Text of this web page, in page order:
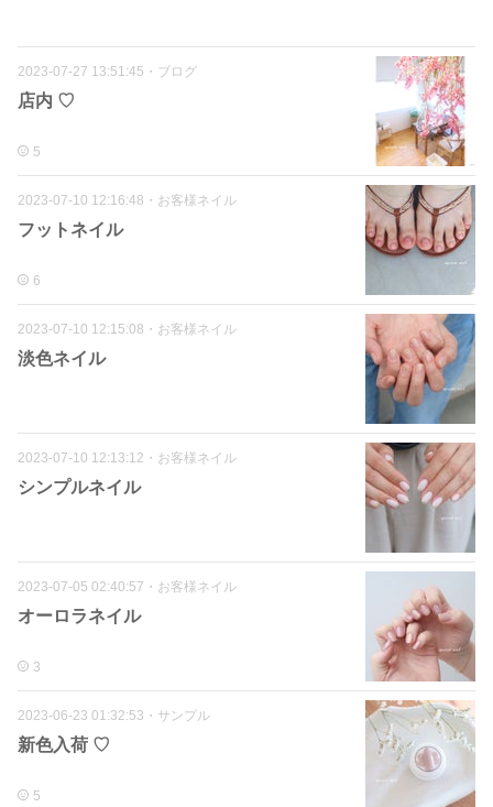
2023-07-27 13:51:45 ・ ブログ
店内 ♡
5
2023-07-10 12:16:48 ・ お客様ネイル
フットネイル
6
2023-07-10 12:15:08 ・ お客様ネイル
淡色ネイル
2023-07-10 12:13:12 ・ お客様ネイル
シンプルネイル
2023-07-05 02:40:57 ・ お客様ネイル
オーロラネイル
3
2023-06-23 01:32:53 ・ サンプル
新色入荷 ♡
5